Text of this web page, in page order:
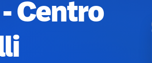
Centro